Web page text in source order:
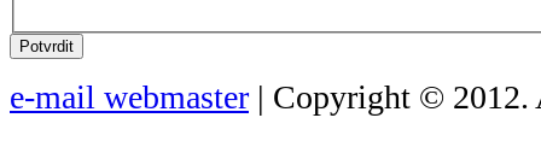
Potvrdit
e-mail webmaster | Copyright © 2012.